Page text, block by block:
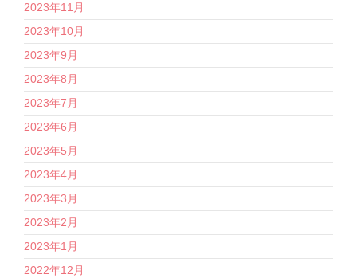
2023年11月
2023年10月
2023年9月
2023年8月
2023年7月
2023年6月
2023年5月
2023年4月
2023年3月
2023年2月
2023年1月
2022年12月